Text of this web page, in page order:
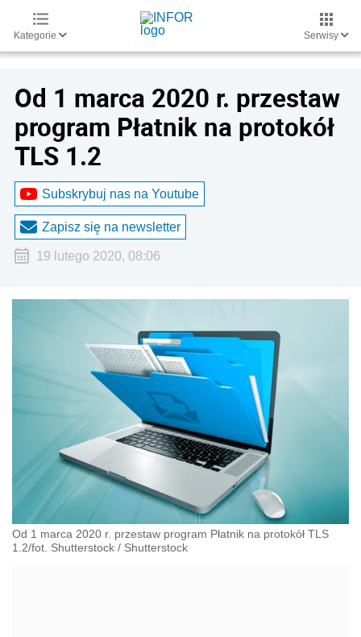
Kategorie Serwisy
Od 1 marca 2020 r. przestaw
program Płatnik na protokół
TLS 1.2
Subskrybuj nas na Youtube
Zapisz się na newsletter
19 lutego 2020, 08:06
Od 1 marca 2020 r. przestaw program Płatnik na protokół TLS
1.2/fot. Shutterstock / Shutterstock